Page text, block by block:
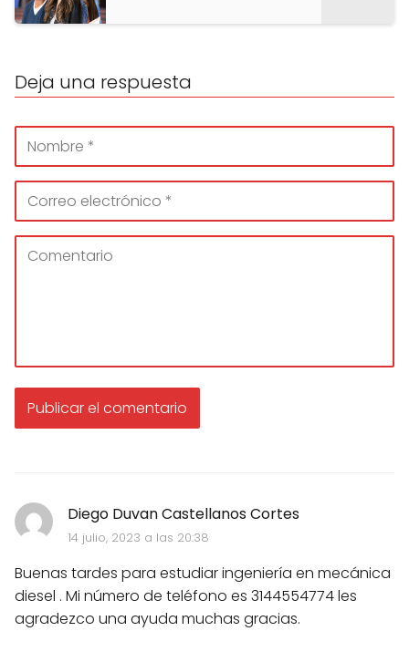
Diego Duvan Castellanos Cortes
14 julio, 2023 a las 20:38
Buenas tardes para estudiar ingeniería en mecánica
diesel . Mi número de teléfono es 3144554774 les
agradezco una ayuda muchas gracias.
Deja una respuesta